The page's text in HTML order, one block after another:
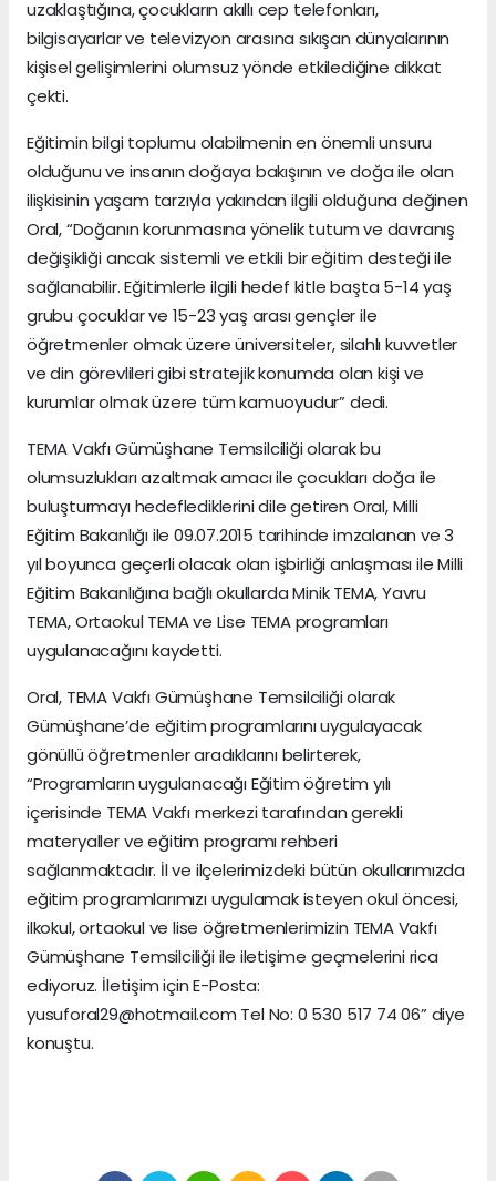
uzaklaştığına, çocukların akıllı cep telefonları,
bilgisayarlar ve televizyon arasına sıkışan dünyalarının
kişisel gelişimlerini olumsuz yönde etkilediğine dikkat
çekti.
Eğitimin bilgi toplumu olabilmenin en önemli unsuru
olduğunu ve insanın doğaya bakışının ve doğa ile olan
ilişkisinin yaşam tarzıyla yakından ilgili olduğuna değinen
Oral, “Doğanın korunmasına yönelik tutum ve davranış
değişikliği ancak sistemli ve etkili bir eğitim desteği ile
sağlanabilir. Eğitimlerle ilgili hedef kitle başta 5-14 yaş
grubu çocuklar ve 15-23 yaş arası gençler ile
öğretmenler olmak üzere üniversiteler, silahlı kuvvetler
ve din görevlileri gibi stratejik konumda olan kişi ve
kurumlar olmak üzere tüm kamuoyudur” dedi.
TEMA Vakfı Gümüşhane Temsilciliği olarak bu
olumsuzlukları azaltmak amacı ile çocukları doğa ile
buluşturmayı hedeflediklerini dile getiren Oral, Milli
Eğitim Bakanlığı ile 09.07.2015 tarihinde imzalanan ve 3
yıl boyunca geçerli olacak olan işbirliği anlaşması ile Milli
Eğitim Bakanlığına bağlı okullarda Minik TEMA, Yavru
TEMA, Ortaokul TEMA ve Lise TEMA programları
uygulanacağını kaydetti.
Oral, TEMA Vakfı Gümüşhane Temsilciliği olarak
Gümüşhane’de eğitim programlarını uygulayacak
gönüllü öğretmenler aradıklarını belirterek,
“Programların uygulanacağı Eğitim öğretim yılı
içerisinde TEMA Vakfı merkezi tarafından gerekli
materyaller ve eğitim programı rehberi
sağlanmaktadır. İl ve ilçelerimizdeki bütün okullarımızda
eğitim programlarımızı uygulamak isteyen okul öncesi,
ilkokul, ortaokul ve lise öğretmenlerimizin TEMA Vakfı
Gümüşhane Temsilciliği ile iletişime geçmelerini rica
ediyoruz. İletişim için E-Posta:
yusuforal29@hotmail.com Tel No: 0 530 517 74 06” diye
konuştu.